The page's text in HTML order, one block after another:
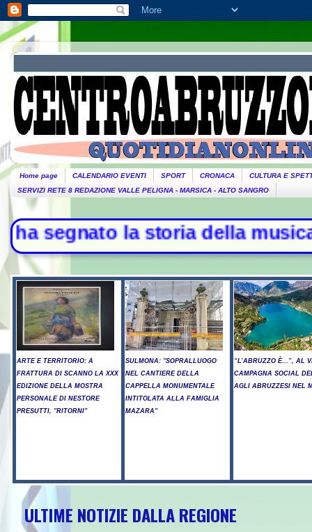
Home page CALENDARIO EVENTI SPORT CRONACA
CULTURA E
SERVIZI RETE 8 REDAZIONE VALLE PELIGNA - MARSICA - ALTO SANGRO
storia della musica -
ARTE E TERRITORIO: A
FRATTURA DI SCANNO LA XXX
EDIZIONE DELLA MOSTRA
PERSONALE DI NESTORE
PRESUTTI, "RITORNI"
SULMONA: "SOPRALLUOGO
NEL CANTIERE DELLA
CAPPELLA MONUMENTALE
INTITOLATA ALLA FAMIGLIA
MAZARA"
“L’ABRUZZO È…”, AL
CAMPAGNA SOCIAL
AGLI ABRUZZESI NEL
ULTIME NOTIZIE DALLA REGIONE